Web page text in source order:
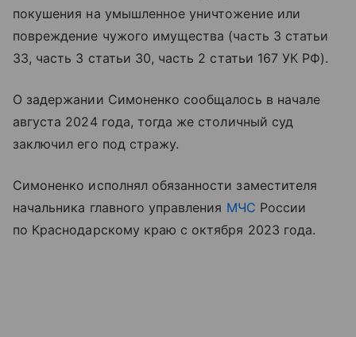
покушения на умышленное уничтожение или
повреждение чужого имущества (часть 3 статьи
33, часть 3 статьи 30, часть 2 статьи 167 УК РФ).
О задержании Симоненко сообщалось в начале
августа 2024 года, тогда же столичный суд
заключил его под стражу.
Симоненко исполнял обязанности заместителя
начальника главного управления МЧС России
по Краснодарскому краю с октября 2023 года.